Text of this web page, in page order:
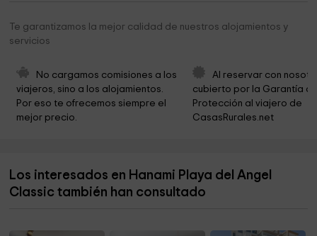
Oasis de Mariposas Jubrique
Excelentisimo Ayuntamiento De Jubrique 16,9 km
Iglesia de San Francisco de Asis 16,9 km
Finca La Escribana, Genalguacil
Torre ICONA 17,8 km
Pasarelas Del Rio Genal 18,6 km
Te garantizamos la mejor calidad de nuestros alojamientos y
servicios
No cargamos comisiones a los
viajeros, sino a los alojamientos.
Por eso te ofrecemos siempre el
mejor precio.
Al reservar con
cubierto por la Garantía
Protección al viajero de
CasasRurales.net
Los interesados en Hanami Playa del Angel
Classic también han consultado